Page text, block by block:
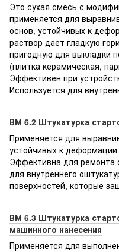
Это сухая смесь с
применяется для
основ, устойчивых к
раствор дает гладкую
пригодную для выкладки
(плитка керамическая,
Эффективен при
Используется для
ВМ 6.2 Штукатурка
Применяется для
устойчивых к деформации
Эффективна для ремонта
для внутреннего
поверхностей, которые
ВМ 6.3 Штукатурка
машинного нанесения
Применяется для